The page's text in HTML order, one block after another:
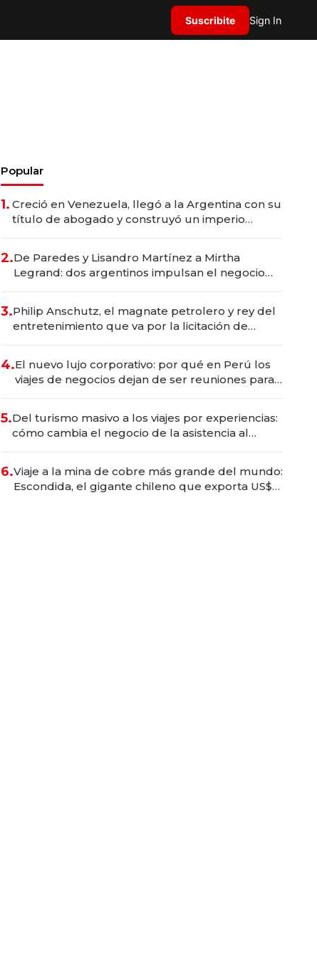
Suscribite Sign In
Popular
1. Creció en Venezuela, llegó a la Argentina con su
título de abogado y construyó un imperio
2.De Paredes y Lisandro Martínez a Mirtha
Legrand: dos argentinos impulsan el negocio
3.Philip Anschutz, el magnate petrolero y rey del
entretenimiento que va por la licitación de
4.El nuevo lujo corporativo: por qué en Perú los
viajes de negocios dejan de ser reuniones para
5.Del turismo masivo a los viajes por experiencias:
cómo cambia el negocio de la asistencia al
6.Viaje a la mina de cobre más grande del mundo:
Escondida, el gigante chileno que exporta US$